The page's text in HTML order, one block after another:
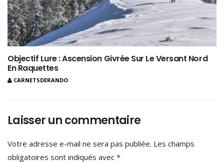
Objectif Lure : Ascension Givrée Sur Le Versant Nord
En Raquettes
CARNETSDERANDO
Laisser un commentaire
Votre adresse e-mail ne sera pas publiée. Les champs
obligatoires sont indiqués avec *